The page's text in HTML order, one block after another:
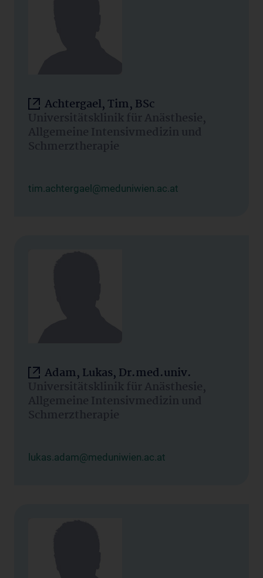
Achtergael, Tim, BSc
Universitätsklinik für Anästhesie,
Allgemeine Intensivmedizin und
Schmerztherapie
tim.achtergael@meduniwien.ac.at
Adam, Lukas, Dr.med.univ.
Universitätsklinik für Anästhesie,
Allgemeine Intensivmedizin und
Schmerztherapie
lukas.adam@meduniwien.ac.at